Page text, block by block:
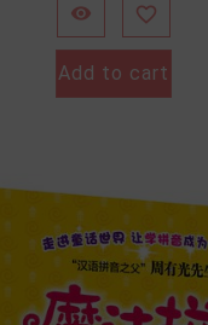
 
Add to cart